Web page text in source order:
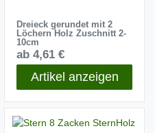
Dreieck gerundet mit 2
Löchern Holz Zuschnitt 2-
10cm
ab 4,61 €
Artikel anzeigen